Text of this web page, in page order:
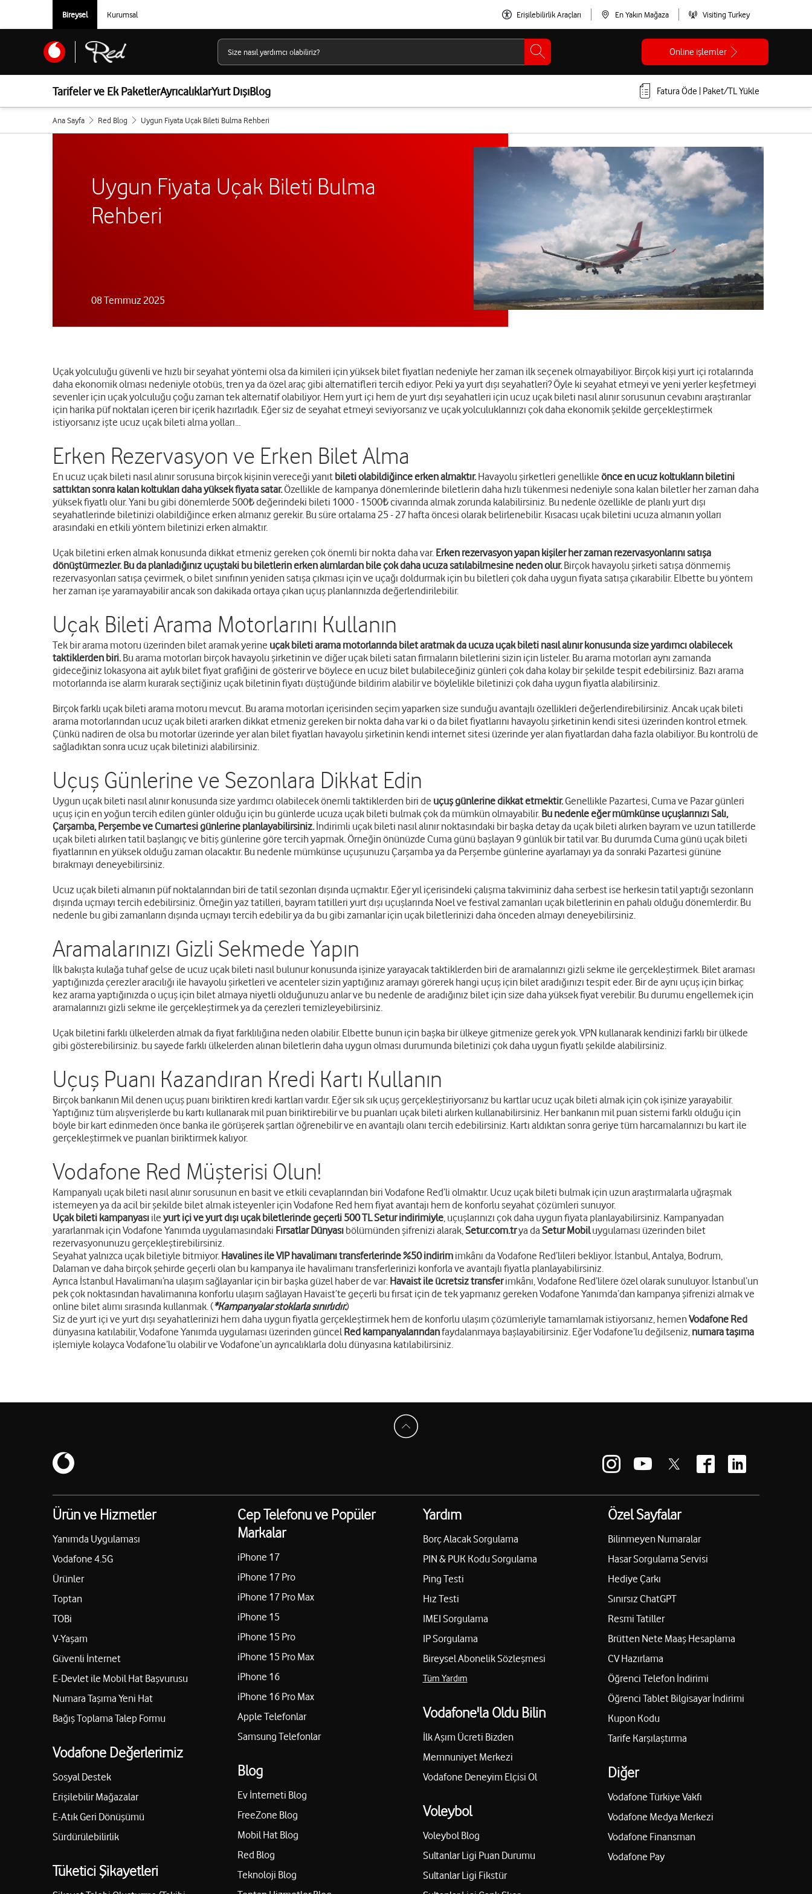
Bireysel Kurumsal Erişilebilirlik Araçları En Yakın Mağaza Visiting Turkey
Online işlemler
Tarifeler ve Ek PaketlerAyrıcalıklarYurt DışıBlog Fatura Öde | Paket/TL Yükle
Ana Sayfa Red Blog Uygun Fiyata Uçak Bileti Bulma Rehberi
Uygun Fiyata Uçak Bileti Bulma
Rehberi
08 Temmuz 2025
Uçak yolculuğu güvenli ve hızlı bir seyahat yöntemi olsa da kimileri için yüksek bilet fiyatları nedeniyle her zaman ilk seçenek olmayabiliyor. Birçok kişi yurt içi rotalarında
daha ekonomik olması nedeniyle otobüs, tren ya da özel araç gibi alternatifleri tercih ediyor. Peki ya yurt dışı seyahatleri? Öyle ki seyahat etmeyi ve yeni yerler keşfetmeyi
sevenler için uçak yolculuğu çoğu zaman tek alternatif olabiliyor. Hem yurt içi hem de yurt dışı seyahatleri için ucuz uçak bileti nasıl alınır sorusunun cevabını araştıranlar
için harika püf noktaları içeren bir içerik hazırladık. Eğer siz de seyahat etmeyi seviyorsanız ve uçak yolculuklarınızı çok daha ekonomik şekilde gerçekleştirmek
istiyorsanız işte ucuz uçak bileti alma yolları…
Erken Rezervasyon ve Erken Bilet Alma
En ucuz uçak bileti nasıl alınır sorusuna birçok kişinin vereceği yanıt bileti olabildiğince erken almaktır.Havayolu şirketleri genellikle önce en ucuz koltukların biletini
sattıktan sonra kalan koltukları daha yüksek fiyata satar.Özellikle de kampanya dönemlerinde biletlerin daha hızlı tükenmesi nedeniyle sona kalan biletler her zaman daha
yüksek fiyatlı olur. Yani bu gibi dönemlerde 500₺ değerindeki bileti 1000 - 1500₺ civarında almak zorunda kalabilirsiniz. Bu nedenle özellikle de planlı yurt dışı
seyahatlerinde biletinizi olabildiğince erken almanız gerekir. Bu süre ortalama 25 - 27 hafta öncesi olarak belirlenebilir. Kısacası uçak biletini ucuza almanın yolları
arasındaki en etkili yöntem biletinizi erken almaktır.
Uçak biletini erken almak konusunda dikkat etmeniz gereken çok önemli bir nokta daha var. Erken rezervasyon yapan kişiler her zaman rezervasyonlarını satışa
dönüştürmezler. Bu da planladığınız uçuştaki bu biletlerin erken alımlardan bile çok daha ucuza satılabilmesine neden olur.Birçok havayolu şirketi satışa dönmemiş
rezervasyonları satışa çevirmek, o bilet sınıfının yeniden satışa çıkması için ve uçağı doldurmak için bu biletleri çok daha uygun fiyata satışa çıkarabilir. Elbette bu yöntem
her zaman işe yaramayabilir ancak son dakikada ortaya çıkan uçuş planlarınızda değerlendirilebilir.
Uçak Bileti Arama Motorlarını Kullanın
Tek bir arama motoru üzerinden bilet aramak yerine uçak bileti arama motorlarında bilet aratmak da ucuza uçak bileti nasıl alınır konusunda size yardımcı olabilecek
taktiklerden biri.Bu arama motorları birçok havayolu şirketinin ve diğer uçak bileti satan firmaların biletlerini sizin için listeler. Bu arama motorları aynı zamanda
gideceğiniz lokasyona ait aylık bilet fiyat grafiğini de gösterir ve böylece en ucuz bilet bulabileceğiniz günleri çok daha kolay bir şekilde tespit edebilirsiniz. Bazı arama
motorlarında ise alarm kurarak seçtiğiniz uçak biletinin fiyatı düştüğünde bildirim alabilir ve böylelikle biletinizi çok daha uygun fiyatla alabilirsiniz.
Birçok farklı uçak bileti arama motoru mevcut. Bu arama motorları içerisinden seçim yaparken size sunduğu avantajlı özellikleri değerlendirebilirsiniz. Ancak uçak bileti
arama motorlarından ucuz uçak bileti ararken dikkat etmeniz gereken bir nokta daha var ki o da bilet fiyatlarını havayolu şirketinin kendi sitesi üzerinden kontrol etmek.
Çünkü nadiren de olsa bu motorlar üzerinde yer alan bilet fiyatları havayolu şirketinin kendi internet sitesi üzerinde yer alan fiyatlardan daha fazla olabiliyor. Bu kontrolü de
sağladıktan sonra ucuz uçak biletinizi alabilirsiniz.
Uçuş Günlerine ve Sezonlara Dikkat Edin
Uygun uçak bileti nasıl alınır konusunda size yardımcı olabilecek önemli taktiklerden biri de uçuş günlerine dikkat etmektir.Genellikle Pazartesi, Cuma ve Pazar günleri
uçuş için en yoğun tercih edilen günler olduğu için bu günlerde ucuza uçak bileti bulmak çok da mümkün olmayabilir. Bu nedenle eğer mümkünse uçuşlarınızı Salı,
Çarşamba, Perşembe ve Cumartesi günlerine planlayabilirsiniz.İndirimli uçak bileti nasıl alınır noktasındaki bir başka detay da uçak bileti alırken bayram ve uzun tatillerde
uçak bileti alırken tatil başlangıç ve bitiş günlerine göre tercih yapmak. Örneğin önünüzde Cuma günü başlayan 9 günlük bir tatil var. Bu durumda Cuma günü uçak bileti
fiyatlarının en yüksek olduğu zaman olacaktır. Bu nedenle mümkünse uçuşunuzu Çarşamba ya da Perşembe günlerine ayarlamayı ya da sonraki Pazartesi gününe
bırakmayı deneyebilirsiniz.
Ucuz uçak bileti almanın püf noktalarından biri de tatil sezonları dışında uçmaktır. Eğer yıl içerisindeki çalışma takviminiz daha serbest ise herkesin tatil yaptığı sezonların
dışında uçmayı tercih edebilirsiniz. Örneğin yaz tatilleri, bayram tatilleri yurt dışı uçuşlarında Noel ve festival zamanları uçak biletlerinin en pahalı olduğu dönemlerdir. Bu
nedenle bu gibi zamanların dışında uçmayı tercih edebilir ya da bu gibi zamanlar için uçak biletlerinizi daha önceden almayı deneyebilirsiniz.
Aramalarınızı Gizli Sekmede Yapın
İlk bakışta kulağa tuhaf gelse de ucuz uçak bileti nasıl bulunur konusunda işinize yarayacak taktiklerden biri de aramalarınızı gizli sekme ile gerçekleştirmek. Bilet araması
yaptığınızda çerezler aracılığı ile havayolu şirketleri ve acenteler sizin yaptığınız aramayı görerek hangi uçuş için bilet aradığınızı tespit eder. Bir de aynı uçuş için birkaç
kez arama yaptığınızda o uçuş için bilet almaya niyetli olduğunuzu anlar ve bu nedenle de aradığınız bilet için size daha yüksek fiyat verebilir. Bu durumu engellemek için
aramalarınızı gizli sekme ile gerçekleştirmek ya da çerezleri temizleyebilirsiniz.
Uçak biletini farklı ülkelerden almak da fiyat farklılığına neden olabilir. Elbette bunun için başka bir ülkeye gitmenize gerek yok. VPN kullanarak kendinizi farklı bir ülkede
gibi gösterebilirsiniz. bu sayede farklı ülkelerden alınan biletlerin daha uygun olması durumunda biletinizi çok daha uygun fiyatlı şekilde alabilirsiniz.
Uçuş Puanı Kazandıran Kredi Kartı Kullanın
Birçok bankanın Mil denen uçuş puanı biriktiren kredi kartları vardır. Eğer sık sık uçuş gerçekleştiriyorsanız bu kartlar ucuz uçak bileti almak için çok işinize yarayabilir.
Yaptığınız tüm alışverişlerde bu kartı kullanarak mil puan biriktirebilir ve bu puanları uçak bileti alırken kullanabilirsiniz. Her bankanın mil puan sistemi farklı olduğu için
böyle bir kart edinmeden önce banka ile görüşerek şartları öğrenebilir ve en avantajlı olanı tercih edebilirsiniz. Kartı aldıktan sonra geriye tüm harcamalarınızı bu kart ile
gerçekleştirmek ve puanları biriktirmek kalıyor.
Vodafone Red Müşterisi Olun!
Kampanyalı uçak bileti nasıl alınır sorusunun en basit ve etkili cevaplarından biri Vodafone Red’li olmaktır. Ucuz uçak bileti bulmak için uzun araştırmalarla uğraşmak
istemeyen ya da acil bir şekilde bilet almak isteyenler için Vodafone Red hem fiyat avantajı hem de konforlu seyahat çözümleri sunuyor.
Uçak bileti kampanyası ile yurt içi ve yurt dışı uçak biletlerinde geçerli 500 TL Setur indirimiyle, uçuşlarınızı çok daha uygun fiyata planlayabilirsiniz. Kampanyadan
yararlanmak için Vodafone Yanımda uygulamasındaki Fırsatlar Dünyası bölümünden şifrenizi alarak,Setur.com.trya da Setur Mobiluygulaması üzerinden bilet
rezervasyonunuzu gerçekleştirebilirsiniz.
Seyahat yalnızca uçak biletiyle bitmiyor. Havalines ileVIP havalimanı transferlerinde %50 indirim imkânı da Vodafone Red’lileri bekliyor. İstanbul, Antalya, Bodrum,
Dalaman ve daha birçok şehirde geçerli olan bu kampanya ile havalimanı transferlerinizi konforla ve avantajlı fiyatla planlayabilirsiniz.
Ayrıca İstanbul Havalimanı’na ulaşım sağlayanlar için bir başka güzel haber de var: Havaist ile ücretsiz transferimkânı, Vodafone Red’lilere özel olarak sunuluyor. İstanbul’un
pek çok noktasından havalimanına konforlu ulaşım sağlayan Havaist’te geçerli bu fırsat için de tek yapmanız gereken Vodafone Yanımda’dan kampanya şifrenizi almak ve
online bilet alımı sırasında kullanmak. (*Kampanyalar stoklarla sınırlıdır.)
Siz de yurt içi ve yurt dışı seyahatlerinizi hem daha uygun fiyatla gerçekleştirmek hem de konforlu ulaşım çözümleriyle tamamlamak istiyorsanız, hemenVodafone Red
dünyasına katılabilir, Vodafone Yanımda uygulaması üzerinden güncelRed kampanyalarındanfaydalanmaya başlayabilirsiniz. Eğer Vodafone’lu değilseniz, numara taşıma
işlemiyle kolayca Vodafone’lu olabilir ve Vodafone’un ayrıcalıklarla dolu dünyasına katılabilirsiniz.
Ürün ve Hizmetler
Yanımda Uygulaması
Vodafone 4.5G
Ürünler
Toptan
TOBi
V-Yaşam
Güvenli İnternet
E-Devlet ile Mobil Hat Başvurusu
Numara Taşıma Yeni Hat
Bağış Toplama Talep Formu
Vodafone Değerlerimiz
Sosyal Destek
Erişilebilir Mağazalar
E-Atık Geri Dönüşümü
Sürdürülebilirlik
Tüketici Şikayetleri
Cep Telefonu ve Popüler
Markalar
iPhone 17
iPhone 17 Pro
iPhone 17 Pro Max
iPhone 15
iPhone 15 Pro
iPhone 15 Pro Max
iPhone 16
iPhone 16 Pro Max
Apple Telefonlar
Samsung Telefonlar
Blog
Ev İnterneti Blog
FreeZone Blog
Mobil Hat Blog
Red Blog
Teknoloji Blog
Yardım
Borç Alacak Sorgulama
PIN & PUK Kodu Sorgulama
Ping Testi
Hız Testi
IMEI Sorgulama
IP Sorgulama
Bireysel Abonelik Sözleşmesi
Tüm Yardım
Vodafone'la Oldu Bilin
İlk Aşım Ücreti Bizden
Memnuniyet Merkezi
Vodafone Deneyim Elçisi Ol
Voleybol
Voleybol Blog
Sultanlar Ligi Puan Durumu
Sultanlar Ligi Fikstür
Özel Sayfalar
Bilinmeyen Numaralar
Hasar Sorgulama Servisi
Hediye Çarkı
Sınırsız ChatGPT
Resmi Tatiller
Brütten Nete Maaş Hesaplama
CV Hazırlama
Öğrenci Telefon İndirimi
Öğrenci Tablet Bilgisayar İndirimi
Kupon Kodu
Tarife Karşılaştırma
Diğer
Vodafone Türkiye Vakfı
Vodafone Medya Merkezi
Vodafone Finansman
Vodafone Pay